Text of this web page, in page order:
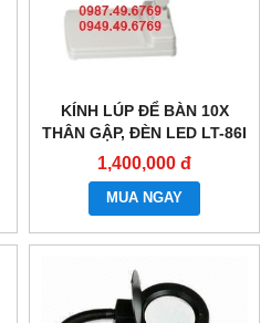
KÍNH LÚP ĐỂ BÀN 10X
THÂN GẬP, ĐÈN LED LT-86I
1,400,000 đ
MUA NGAY